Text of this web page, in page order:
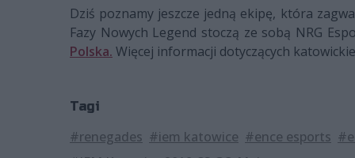
Dziś poznamy jeszcze jedną ekipę, która
Fazy Nowych Legend stoczą ze sobą NRG
Polska. Więcej informacji dotyczących
Tagi
#renegades #iem katowice #ence esports